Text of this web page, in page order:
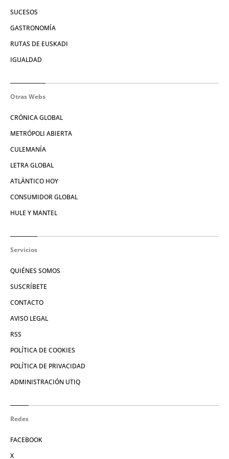
SUCESOS
GASTRONOMÍA
RUTAS DE EUSKADI
IGUALDAD
Otras Webs
CRÓNICA GLOBAL
METRÓPOLI ABIERTA
CULEMANÍA
LETRA GLOBAL
ATLÁNTICO HOY
CONSUMIDOR GLOBAL
HULE Y MANTEL
Servicios
QUIÉNES SOMOS
SUSCRÍBETE
CONTACTO
AVISO LEGAL
RSS
POLÍTICA DE COOKIES
POLÍTICA DE PRIVACIDAD
ADMINISTRACIÓN UTIQ
Redes
FACEBOOK
X